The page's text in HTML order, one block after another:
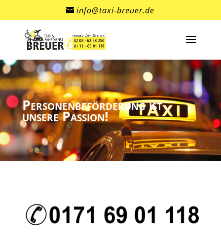
info@taxi-breuer.de
Personenbeförderung ist
unsere Passion!